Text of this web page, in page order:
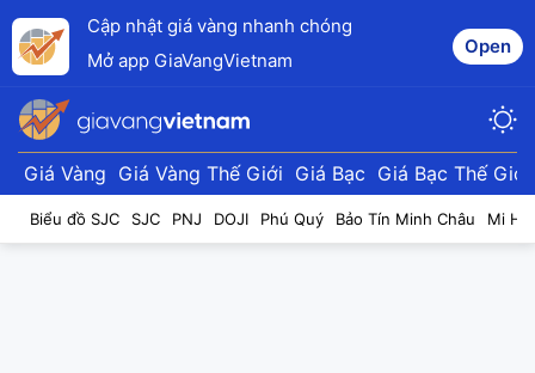
Cập nhật giá vàng nhanh chóng
Mở app GiaVangVietnam
Open
Giá Vàng Giá Vàng Thế Giới Giá Bạc Giá Bạc Thế Giới
Biểu đồ SJC SJC PNJ DOJI Phú Quý Bảo Tín Minh Châu Mi